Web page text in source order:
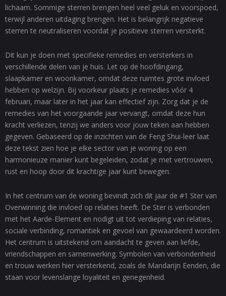
lichaam. Sommige sterren brengen heel veel geluk en voorspoed,
terwijl anderen uitdaging brengen. Het is belangrijk negatieve
sterren te neutraliseren voordat je positieve sterren versterkt.
Dit kun je doen met specifieke remedies en versterkers in
verschillende delen van je huis. Let op de hoofdingang,
slaapkamer en woonkamer, omdat deze ruimtes grote invloed
hebben op welzijn. Bij voorkeur plaats je remedies vóór 4
februari, maar later in het jaar kan effectief zijn. Zorg dat je de
remedies van het voorgaande jaar vervangt, omdat deze hun
kracht verliezen, tenzij we anders voor jouw teken aan hebben
gegeven. Gebaseerd op de inzichten van de Feng Shui-leer laat
deze tekst zien hoe je elke sector van je woning op een
harmonieuze manier kunt begeleiden, zodat je met vertrouwen,
rust en hoop door dit krachtige jaar kunt bewegen.
In het centrum van de woning bevindt zich dit jaar de #1 Ster van
Overwinning die invloed op relaties heeft. De Ster is verbonden
met het Aarde-Element en nodigt uit tot verdieping van relaties,
sociale verbinding, romantiek en gevoel van gewaardeerd worden.
Het centrum is uitstekend om aandacht te geven aan liefde,
vriendschappen en samenwerking. Symbolen van verbondenheid
en trouw werken hier versterkend, zoals de Mandarijn Eenden, die
staan voor levenslange loyaliteit en genegenheid.